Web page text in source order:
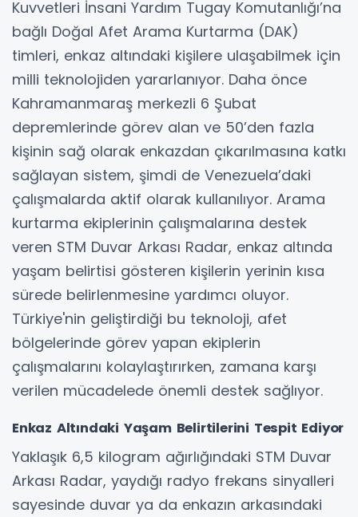
Kuvvetleri İnsani Yardım Tugay Komutanlığı’na
bağlı Doğal Afet Arama Kurtarma (DAK)
timleri, enkaz altındaki kişilere ulaşabilmek için
milli teknolojiden yararlanıyor. Daha önce
Kahramanmaraş merkezli 6 Şubat
depremlerinde görev alan ve 50’den fazla
kişinin sağ olarak enkazdan çıkarılmasına katkı
sağlayan sistem, şimdi de Venezuela’daki
çalışmalarda aktif olarak kullanılıyor. Arama
kurtarma ekiplerinin çalışmalarına destek
veren STM Duvar Arkası Radar, enkaz altında
yaşam belirtisi gösteren kişilerin yerinin kısa
sürede belirlenmesine yardımcı oluyor.
Türkiye'nin geliştirdiği bu teknoloji, afet
bölgelerinde görev yapan ekiplerin
çalışmalarını kolaylaştırırken, zamana karşı
verilen mücadelede önemli destek sağlıyor.
Enkaz Altındaki Yaşam Belirtilerini Tespit Ediyor
Yaklaşık 6,5 kilogram ağırlığındaki STM Duvar
Arkası Radar, yaydığı radyo frekans sinyalleri
sayesinde duvar ya da enkazın arkasındaki